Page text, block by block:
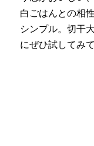
白ごはんとの相
シンプル。切干
にぜひ試してみ